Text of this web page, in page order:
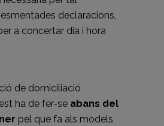
esmentades declaracions,
a concertar dia i hora
de domiciliació
ha de fer-se abans del
pel que fa als models